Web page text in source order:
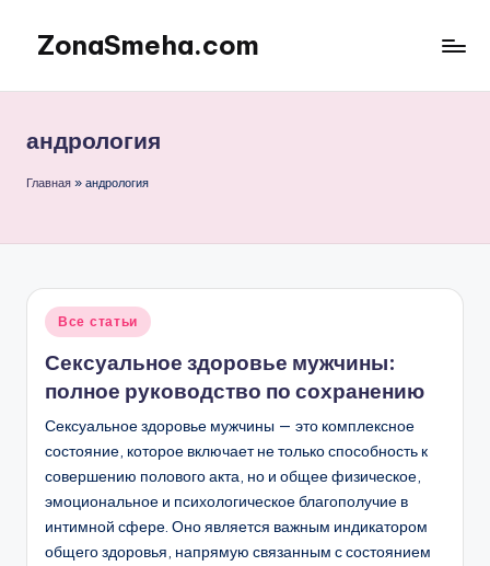
Перейти
содержимому
ZonaSmeha.com
питание
андрология
Главная » андрология
Опубликовано
Все статьи
Сексуальное здоровье мужчины:
полное руководство по сохранению
Сексуальное здоровье мужчины — это комплексное
состояние, которое включает не только способность к
совершению полового акта, но и общее физическое,
эмоциональное и психологическое благополучие в
интимной сфере. Оно является важным индикатором
общего здоровья, напрямую связанным с состоянием